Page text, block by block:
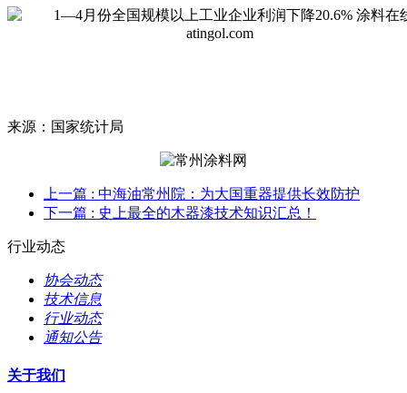
来源：国家统计局
上一篇 : 中海油常州院：为大国重器提供长效防护
下一篇 : 史上最全的木器漆技术知识汇总！
行业动态
协会动态
技术信息
行业动态
通知公告
关于我们